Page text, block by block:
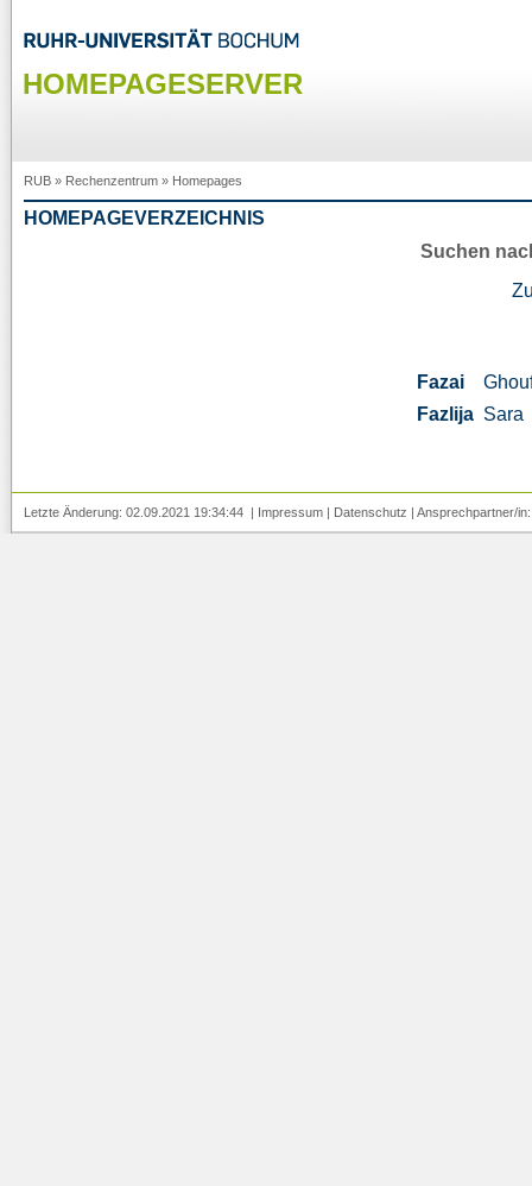
HOMEPAGESERVER
RUB » Rechenzentrum » Homepages
HOMEPAGEVERZEICHNIS
Suchen
Fazai
Fazlija Sara
Letzte Änderung: 02.09.2021 19:34:44 | Impressum | Datenschutz | Ansprechpartner/